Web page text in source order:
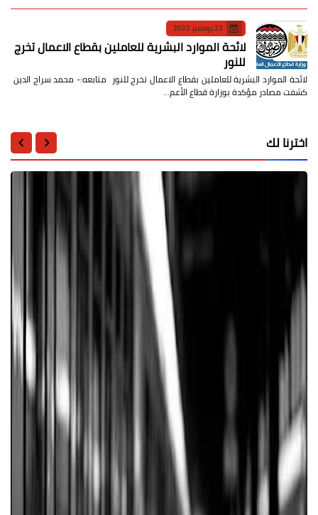
23 نوفمبر 2022
لائحة الموارد البشرية للعاملين بقطاع الاعمال تخرج
للنور
لائحة الموارد البشرية للعاملين بقطاع الاعمال تخرج للنور متابعه:- محمد سراج الدين
كشفت مصادر مؤكدة بوزارة قطاع الأعم…
اخترنا لك